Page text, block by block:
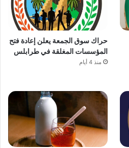
حراك سوق الجمعة يعلن إعادة فتح
المؤسسات المغلقة في طرابلس
منذ 4 أيام